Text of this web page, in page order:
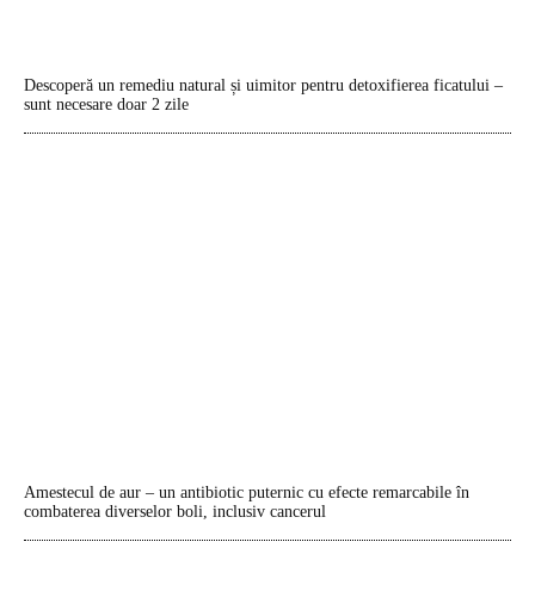
Descoperă un remediu natural și uimitor pentru detoxifierea ficatului –
sunt necesare doar 2 zile
Amestecul de aur – un antibiotic puternic cu efecte remarcabile în
combaterea diverselor boli, inclusiv cancerul